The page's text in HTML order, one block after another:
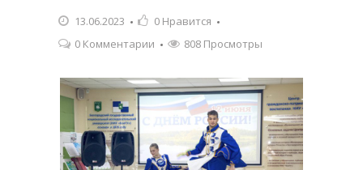
13.06.2023 0 Нравится
0 Комментарии
808 Просмотры